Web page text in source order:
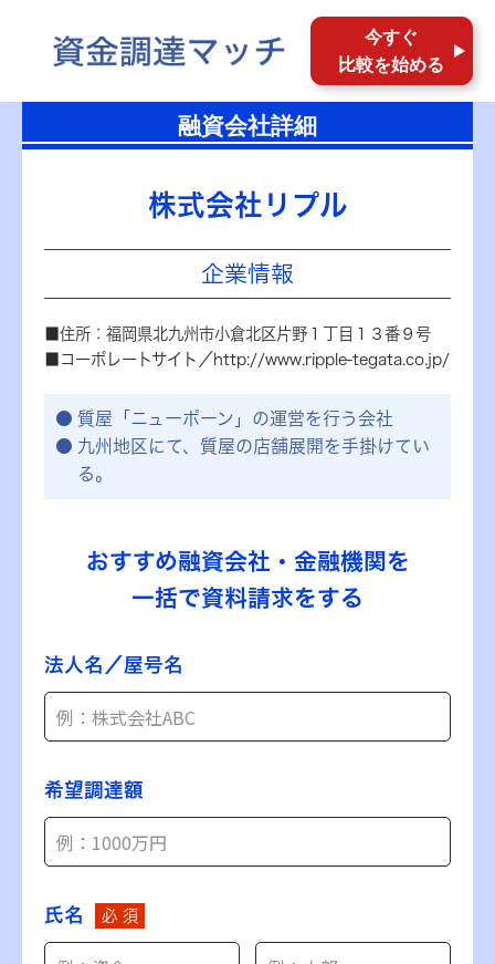
今すぐ
比較を始める
融資会社詳細
株式会社リプル
企業情報
■住所：福岡県北九州市小倉北区片野１丁目１３番９号
■コーポレートサイト／http://www.ripple-tegata.co.jp/
質屋「ニューポーン」の運営を行う会社
九州地区にて、質屋の店舗展開を手掛けてい
る。
おすすめ融資会社・金融機関を
一括で資料請求をする
法人名／屋号名
希望調達額
氏名 必 須